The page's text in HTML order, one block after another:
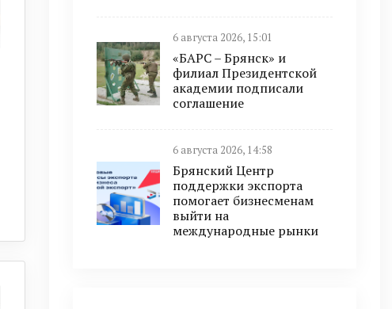
6 августа 2026, 15:01
«БАРС – Брянск» и
филиал Президентской
академии подписали
соглашение
6 августа 2026, 14:58
Брянский Центр
поддержки экспорта
помогает бизнесменам
выйти на
международные рынки